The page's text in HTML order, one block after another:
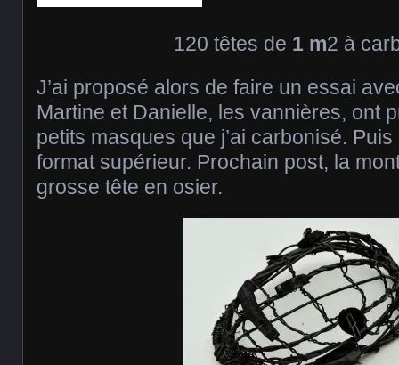
120 têtes de 1 m2 à
J’ai proposé alors de faire un essai
Martine et Danielle, les vannières, ont
petits masques que j’ai carbonisé.
format supérieur. Prochain post, la
grosse tête en osier.